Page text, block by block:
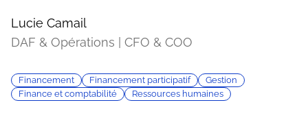
Lucie Camail
DAF & Opérations | CFO & COO
Financement Financement participatif
Gestion
Finance et comptabilité
Ressources humaines